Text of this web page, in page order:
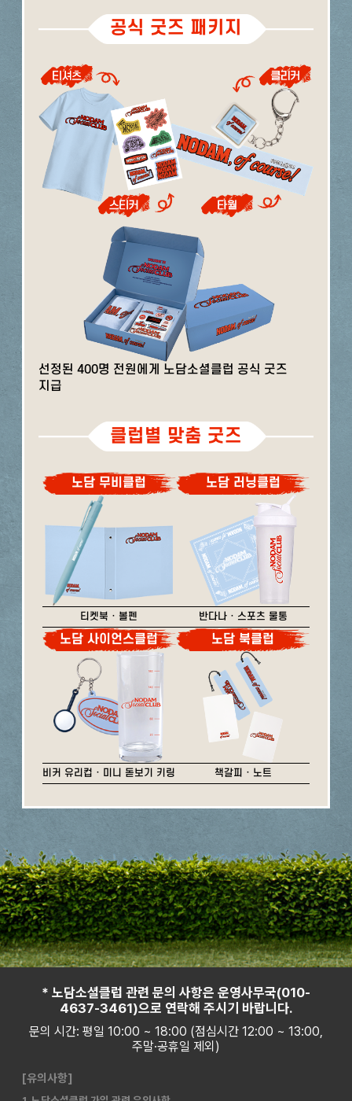
공식 굿즈 패키지
선정된 400명 전원에게 노담소셜클럽 공식 굿즈
지급
클럽별 맞춤 굿즈
노담 무비클럽
티켓북 · 볼펜
노담 러닝클럽
반다나 · 스포츠 물통
노담 사이언스클럽
비커 유리컵 · 미니 돋보기 키링
노담 북클럽
책갈피 · 노트
* 노담소셜클럽 관련 문의 사항은 운영사무국(010-
4637-3461)으로 연락해 주시기 바랍니다.
문의 시간: 평일 10:00 ~ 18:00 (점심시간 12:00 ~ 13:00,
주말·공휴일 제외)
[유의사항]